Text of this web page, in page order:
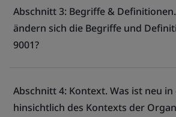
Abschnitt 3: Begriffe &
ändern sich die Begriffe und
9001?
Abschnitt 4: Kontext. Was ist neu in
hinsichtlich des Kontexts der